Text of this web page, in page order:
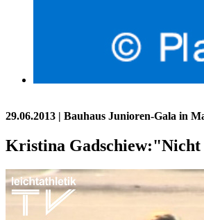
29.06.2013 | Bauhaus Junioren-Gala in
Kristina